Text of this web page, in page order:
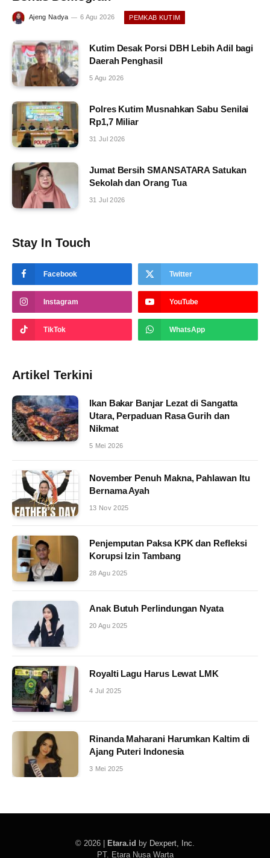
Ajeng Nadya 6 Agu 2026 PEMKAB KUTIM
Kutim Desak Porsi DBH Lebih Adil bagi
Daerah Penghasil
5 Agu 2026
Polres Kutim Musnahkan Sabu Senilai
Rp1,7 Miliar
31 Jul 2026
Jumat Bersih SMANSATARA Satukan
Sekolah dan Orang Tua
31 Jul 2026
Stay In Touch
Facebook Twitter
Instagram YouTube
TikTok WhatsApp
Artikel Terkini
Ikan Bakar Banjar Lezat di Sangatta
Utara, Perpaduan Rasa Gurih dan
Nikmat
5 Mei 2026
November Penuh Makna, Pahlawan Itu
Bernama Ayah
13 Nov 2025
Penjemputan Paksa KPK dan Refleksi
Korupsi Izin Tambang
28 Agu 2025
Anak Butuh Perlindungan Nyata
20 Agu 2025
Royalti Lagu Harus Lewat LMK
4 Jul 2025
Rinanda Maharani Harumkan Kaltim di
Ajang Puteri Indonesia
3 Mei 2025
© 2026 | Etara.id by Dexpert, Inc
PT. Etara Nusa Warta